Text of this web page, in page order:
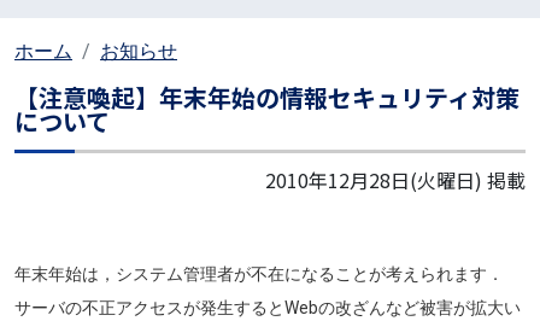
ホーム お知らせ
【注意喚起】年末年始の情報セキュリティ対策
について
2010年12月28日(火曜日) 掲載
年末年始は，システム管理者が不在になることが考えられます．
サーバの不正アクセスが発生するとWebの改ざんなど被害が拡大い